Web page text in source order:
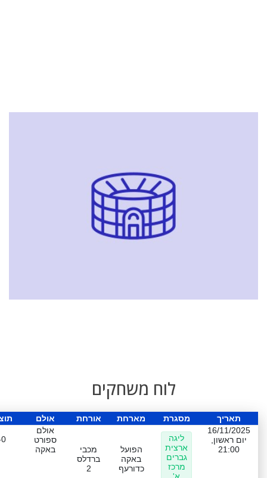
לוח משחקים
תאריך מסגרת מארחת אורחת אולם
16/11/2025
יום ראשון,
21:00
ליגה
ארצית
גברים
מרכז
הפועל
באקה
כדורעף
מכבי
ברדלס
2
אולם
ספורט
באקה